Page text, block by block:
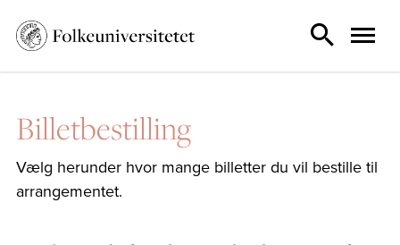
Billetbestilling
Vælg herunder hvor mange billetter du vil bestille til
arrangementet.